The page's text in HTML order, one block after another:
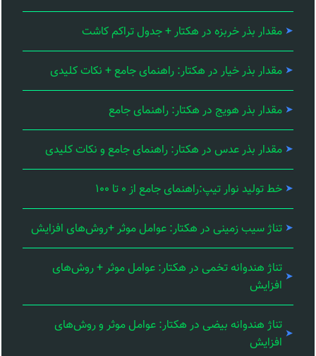
مقدار بذر خربزه در هکتار + جدول تراکم کاشت
مقدار بذر خیار در هکتار: راهنمای جامع + نکات کلیدی
مقدار بذر هویج در هکتار: راهنمای جامع
مقدار بذر عدس در هکتار: راهنمای جامع و نکات کلیدی
خط تولید نوار تیپ:راهنمای جامع از ۰ تا ۱۰۰
تناژ سیب زمینی در هکتار: عوامل موثر +روش‌های افزایش
تناژ هندوانه تخمی در هکتار: عوامل موثر + روش‌های
افزایش
تناژ هندوانه بیضی در هکتار: عوامل موثر و روش‌های
افزایش